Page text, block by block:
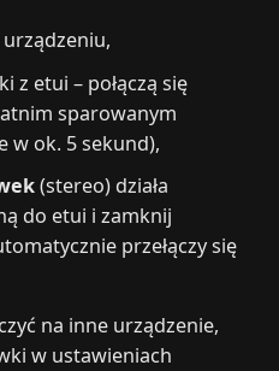
urządzeniu,
z etui – połączą się
sparowanym
w ok. 5 sekund),
(stereo) działa
do etui i zamknij
przełączy się
na inne urządzenie,
w ustawieniach